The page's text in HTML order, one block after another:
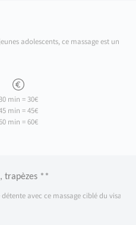
adolescents, ce massage est un
30 min = 30€
min = 45€
min = 60€
trapèzes **
avec ce massage ciblé du